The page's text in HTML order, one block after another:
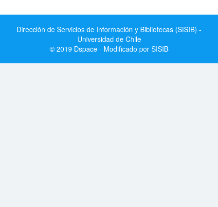
Dirección de Servicios de Información y Bibliotecas (SISIB) -
Universidad de Chile
© 2019 Dspace - Modificado por SISIB